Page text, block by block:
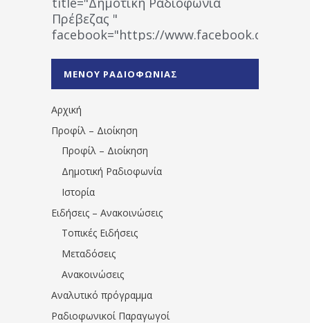
Πρέβεζας "
facebook="https://www.facebook.com/
1531194763766854/" artist="" ]
ΜΕΝΟΥ ΡΑΔΙΟΦΩΝΙΑΣ
Αρχική
Προφίλ – Διοίκηση
Προφίλ – Διοίκηση
Δημοτική Ραδιοφωνία
Ιστορία
Ειδήσεις – Ανακοινώσεις
Τοπικές Ειδήσεις
Μεταδόσεις
Ανακοινώσεις
Αναλυτικό πρόγραμμα
Ραδιοφωνικοί Παραγωγοί